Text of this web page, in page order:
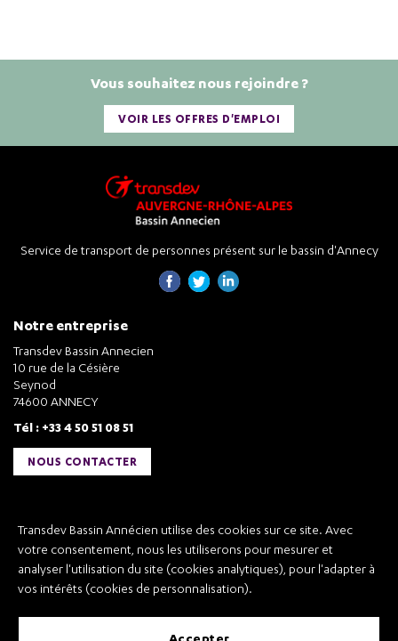
Transdev Bassin Annécien utilise des cookies sur ce site. Avec
votre consentement, nous les utiliserons pour mesurer et
analyser l'utilisation du site (cookies analytiques), pour l'adapter à
vos intérêts (cookies de personnalisation).
accepter
Vous souhaitez nous rejoindre ?
VOIR LES OFFRES D'EMPLOI
Service de transport de personnes présent sur le bassin d'Annecy
Notre entreprise
Transdev Bassin Annecien
10 rue de la Césière
Seynod
74600 ANNECY
Tél : +33 4 50 51 08 51
NOUS CONTACTER
Transdev Bassin Annécien
Recrutement